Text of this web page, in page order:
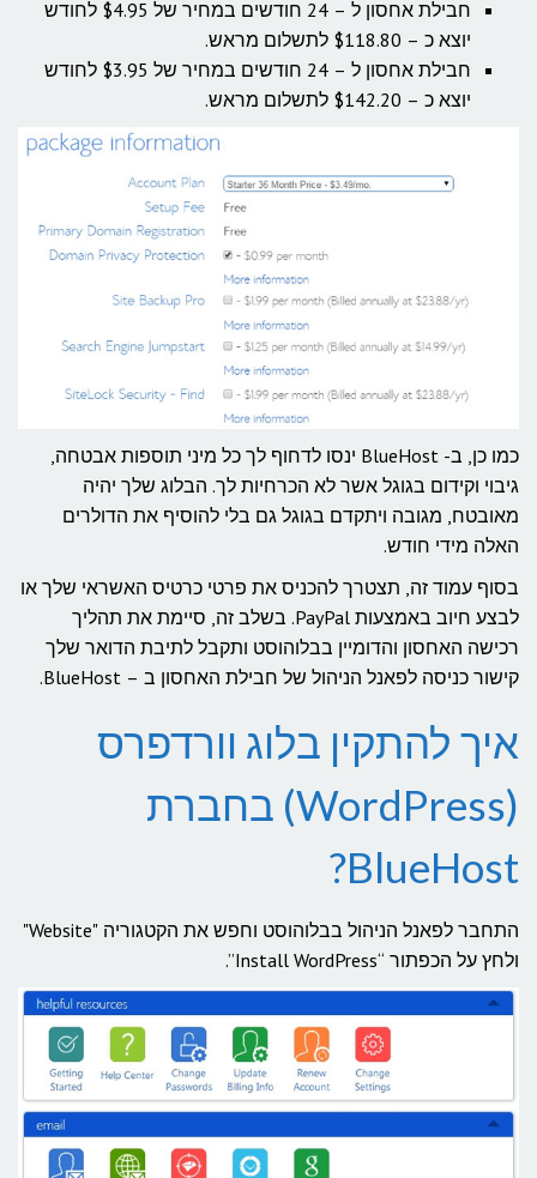
חבילת אחסון ל – 24 חודשים במחיר של $4.95 לחודש
יוצא כ – $118.80 לתשלום מראש.
חבילת אחסון ל – 24 חודשים במחיר של $3.95 לחודש
יוצא כ – $142.20 לתשלום מראש.
כמו כן, ב- BlueHost ינסו לדחוף לך כל מיני תוספות אבטחה,
גיבוי וקידום בגוגל אשר לא הכרחיות לך. הבלוג שלך יהיה
מאובטח, מגובה ויתקדם בגוגל גם בלי להוסיף את הדולרים
האלה מידי חודש.
בסוף עמוד זה, תצטרך להכניס את פרטי כרטיס האשראי שלך או
לבצע חיוב באמצעות PayPal. בשלב זה, סיימת את תהליך
רכישה האחסון והדומיין בבלוהוסט ותקבל לתיבת הדואר שלך
קישור כניסה לפאנל הניהול של חבילת האחסון ב – BlueHost.
איך להתקין בלוג וורדפרס
(WordPress) בחברת
BlueHost?
התחבר לפאנל הניהול בבלוהוסט וחפש את הקטגוריה "Website"
ולחץ על הכפתור “Install WordPress”.